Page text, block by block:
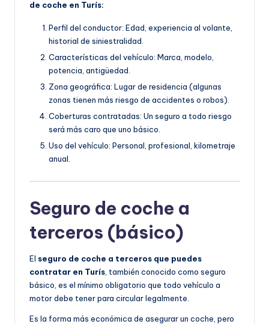
de coche en Turís:
Perfil del conductor: Edad, experiencia al volante,
historial de siniestralidad.
Características del vehículo: Marca, modelo,
potencia, antigüedad.
Zona geográfica: Lugar de residencia (algunas
zonas tienen más riesgo de accidentes o robos).
Coberturas contratadas: Un seguro a todo riesgo
será más caro que uno básico.
Uso del vehículo: Personal, profesional, kilometraje
anual.
Seguro de coche a
terceros (básico)
El seguro de coche a terceros que puedes
contratar en Turís, también conocido como seguro
básico, es el mínimo obligatorio que todo vehículo a
motor debe tener para circular legalmente.
Es la forma más económica de asegurar un coche, pero